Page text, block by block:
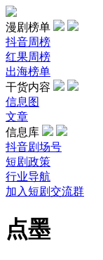
漫剧榜单
抖音周榜
红果周榜
出海榜单
干货内容
信息图
文章
信息库
抖音剧场号
短剧政策
行业导航
加入短剧交流群
点墨